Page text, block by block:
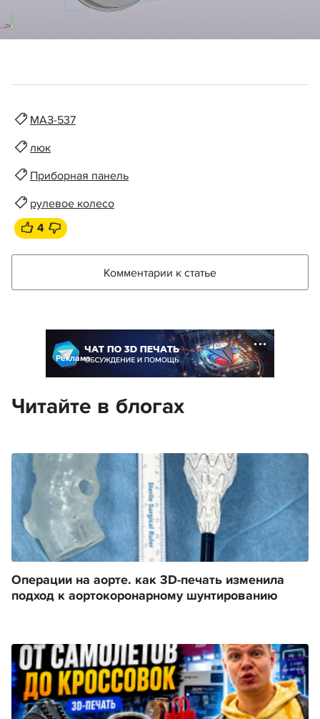
МАЗ-537
люк
Приборная панель
рулевое колесо
4
Комментарии к статье
Реклама
Читайте в блогах
Операции на аорте. как 3D-печать изменила
подход к аортокоронарному шунтированию